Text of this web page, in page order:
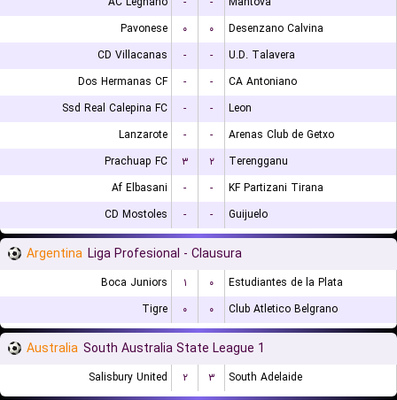
Pavonese
۰ ۰
Desenzano Calvina
CD Villacanas
- -
U.D. Talavera
Dos Hermanas CF
- -
CA Antoniano
Ssd Real Calepina FC
- -
Leon
Lanzarote
- -
Arenas Club de Getxo
Prachuap FC
۳ ۲
Terengganu
Af Elbasani
- -
KF Partizani Tirana
CD Mostoles
- - Guijuelo
Argentina Liga Profesional - Clausura
Boca Juniors ۱ ۰
Estudiantes de la Plata
Tigre
۰ ۰ Club Atletico Belgrano
Australia South Australia State League 1
Salisbury United ۲ ۳ South Adelaide